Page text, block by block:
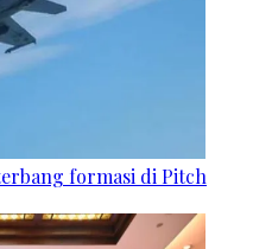
formasi di Pitch